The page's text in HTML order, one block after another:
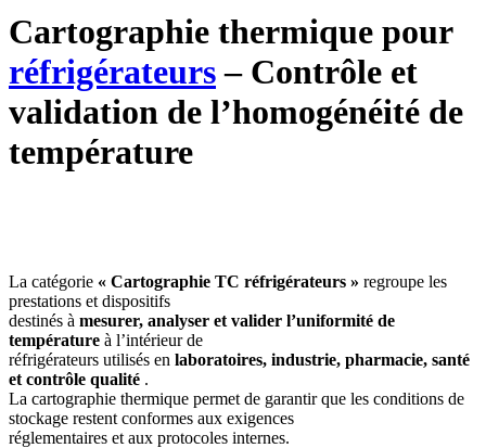
Cartographie thermique pour
réfrigérateurs– Contrôle et
validation de l’homogénéité de
température
La catégorie « Cartographie TC réfrigérateurs » regroupe les
prestations et dispositifs
destinés à mesurer, analyser et valider l’uniformité de
température à l’intérieur de
réfrigérateurs utilisés en laboratoires, industrie, pharmacie, santé
et contrôle qualité .
La cartographie thermique permet de garantir que les conditions de
stockage restent conformes aux exigences
réglementaires et aux protocoles internes.